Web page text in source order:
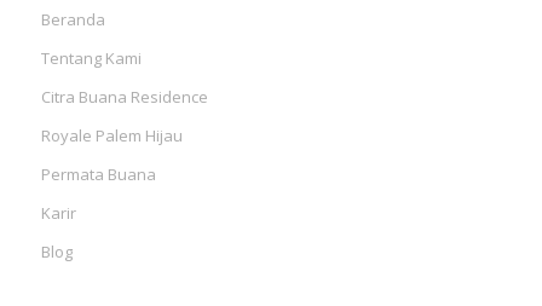
Beranda
Tentang Kami
Citra Buana Residence
Royale Palem Hijau
Permata Buana
Karir
Blog